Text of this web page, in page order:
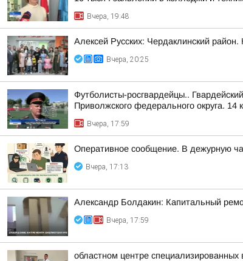
Вчера, 19:48
Алексей Русских: Чердаклинский
Вчера, 20:25
Футболисты-росгвардейцы..
Приволжского федерального округа. 14
Вчера, 17:59
Оперативное сообщение. В дежурную
Вчера, 17:13
Александр Болдакин: Капитальный
Вчера, 17:59
областном центре